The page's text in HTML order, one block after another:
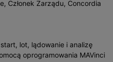
Członek Zarządu, Concordia
lot, lądowanie i analizę
oprogramowania MAVinci